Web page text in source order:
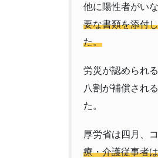
他に陽性者がい
要な書類を添付
た。
労災が認められ
八割が補償され
た。
厚労省は四月、
療・介護従事者